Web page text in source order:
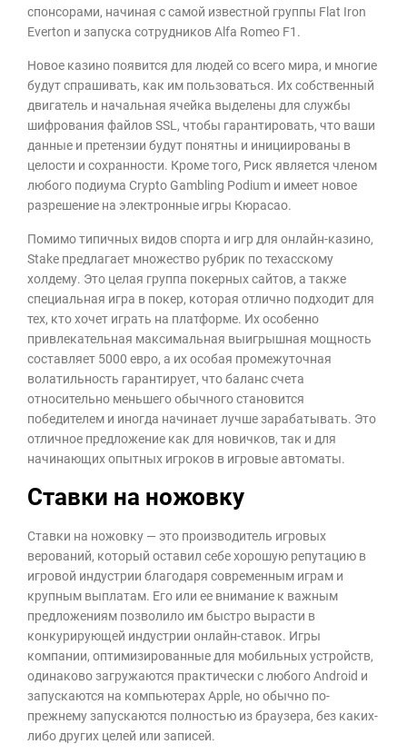
спонсорами, начиная с самой известной группы Flat Iron
Everton и запуска сотрудников Alfa Romeo F1.
Новое казино появится для людей со всего мира, и многие
будут спрашивать, как им пользоваться. Их собственный
двигатель и начальная ячейка выделены для службы
шифрования файлов SSL, чтобы гарантировать, что ваши
данные и претензии будут понятны и инициированы в
целости и сохранности. Кроме того, Риск является членом
любого подиума Crypto Gambling Podium и имеет новое
разрешение на электронные игры Кюрасао.
Помимо типичных видов спорта и игр для онлайн-казино,
Stake предлагает множество рубрик по техасскому
холдему. Это целая группа покерных сайтов, а также
специальная игра в покер, которая отлично подходит для
тех, кто хочет играть на платформе. Их особенно
привлекательная максимальная выигрышная мощность
составляет 5000 евро, а их особая промежуточная
волатильность гарантирует, что баланс счета
относительно меньшего обычного становится
победителем и иногда начинает лучше зарабатывать. Это
отличное предложение как для новичков, так и для
начинающих опытных игроков в игровые автоматы.
Ставки на ножовку
Ставки на ножовку — это производитель игровых
верований, который оставил себе хорошую репутацию в
игровой индустрии благодаря современным играм и
крупным выплатам. Его или ее внимание к важным
предложениям позволило им быстро вырасти в
конкурирующей индустрии онлайн-ставок. Игры
компании, оптимизированные для мобильных устройств,
одинаково загружаются практически с любого Android и
запускаются на компьютерах Apple, но обычно по-
прежнему запускаются полностью из браузера, без каких-
либо других целей или записей.